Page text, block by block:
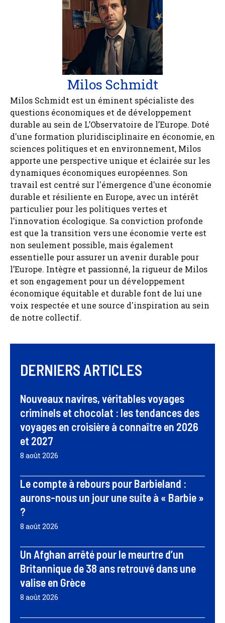
Milos Schmidt
Milos Schmidt est un éminent spécialiste des
questions économiques et de développement
durable au sein de L’Observatoire de l’Europe. Doté
d'une formation pluridisciplinaire en économie, en
sciences politiques et en environnement, Milos
apporte une perspective unique et éclairée sur les
dynamiques économiques européennes. Son
travail est centré sur l'émergence d'une économie
durable et résiliente en Europe, avec un intérêt
particulier pour les politiques vertes et
l’innovation écologique. Sa conviction profonde
est que la transition vers une économie verte est
non seulement possible, mais également
essentielle pour assurer un avenir durable pour
l’Europe. Intègre et passionné, la rigueur de Milos
et son engagement pour un développement
économique équitable et durable font de lui une
voix respectée et une source d'inspiration au sein
de notre collectif.
DERNIERS ARTICLES
Nouveaux navires, véritables voyages
criminels et chocolat : les tendances des
voyages en croisière à connaître en 2026
et 2027
8 août 2026
Le compte à rebours pour Barbieland :
aurons-nous un jour une suite à « Barbie »
?
8 août 2026
Un Afghan arrêté pour le meurtre d’un
Britannique de 38 ans retrouvé dans une
valise en Grèce
8 août 2026